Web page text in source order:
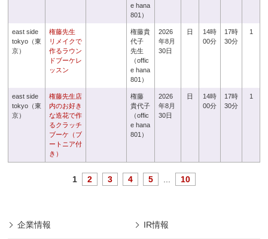
e hana
801）
east side
tokyo（東
京）
権藤先生
リメイクで
作るラウン
ドブーケレ
ッスン
権藤貴
代子
先生
（offic
e hana
801）
2026
年8月
30日
日
14時
00分
17時
30分
1
east side
tokyo（東
京）
権藤先生店
内のお好き
な造花で作
るクラッチ
ブーケ（ブ
ートニア付
き）
権藤
貴代子
（offic
e hana
801）
2026
年8月
30日
日
14時
00分
17時
30分
1
1 2 3 4 5 10
企業情報 IR情報